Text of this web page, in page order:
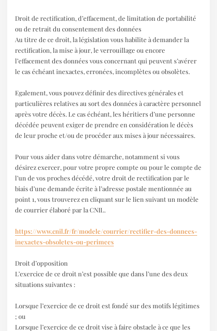
Droit de rectification, d’effacement, de limitation de portabilité
ou de retrait du consentement des données
Au titre de ce droit, la législation vous habilite à demander la
rectification, la mise à jour, le verrouillage ou encore
l’effacement des données vous concernant qui peuvent s’avérer
le cas échéant inexactes, erronées, incomplètes ou obsolètes.
Egalement, vous pouvez définir des directives générales et
particulières relatives au sort des données à caractère personnel
après votre décès. Le cas échéant, les héritiers d’une personne
décédée peuvent exiger de prendre en considération le décès
de leur proche et/ou de procéder aux mises à jour nécessaires.
Pour vous aider dans votre démarche, notamment si vous
désirez exercer, pour votre propre compte ou pour le compte de
l’un de vos proches décédé, votre droit de rectification par le
biais d’une demande écrite à l’adresse postale mentionnée au
point 1, vous trouverez en cliquant sur le lien suivant un modèle
de courrier élaboré par la CNIL.
https://www.cnil.fr/fr/modele/courrier/rectifier-des-donnees-
inexactes-obsoletes-ou-perimees
Droit d’opposition
L’exercice de ce droit n’est possible que dans l’une des deux
situations suivantes :
Lorsque l’exercice de ce droit est fondé sur des motifs légitimes
; ou
Lorsque l’exercice de ce droit vise à faire obstacle à ce que les